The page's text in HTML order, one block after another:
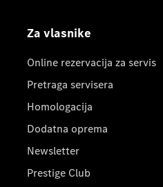
Za vlasnike
Online rezervacija za servis
Pretraga servisera
Homologacija
Dodatna oprema
Newsletter
Prestige Club